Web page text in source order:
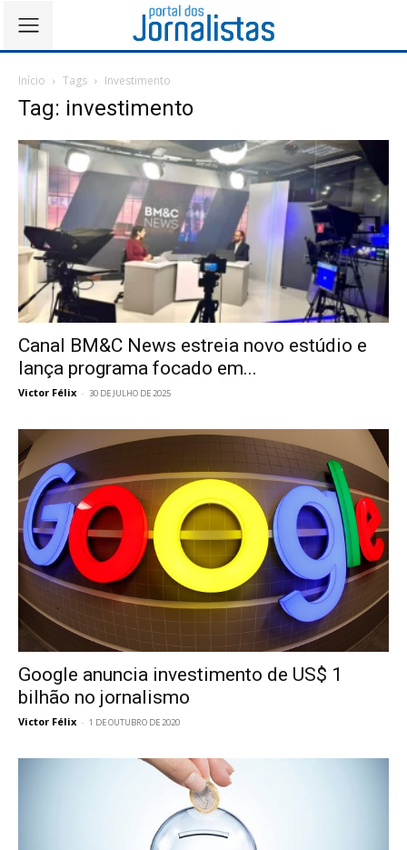
Início Tags Investimento
Tag: investimento
Canal BM&C News estreia novo estúdio e
lança programa focado em...
Victor Félix - 30 DE JULHO DE 2025
Google anuncia investimento de US$ 1
bilhão no jornalismo
Victor Félix - 1 DE OUTUBRO DE 2020